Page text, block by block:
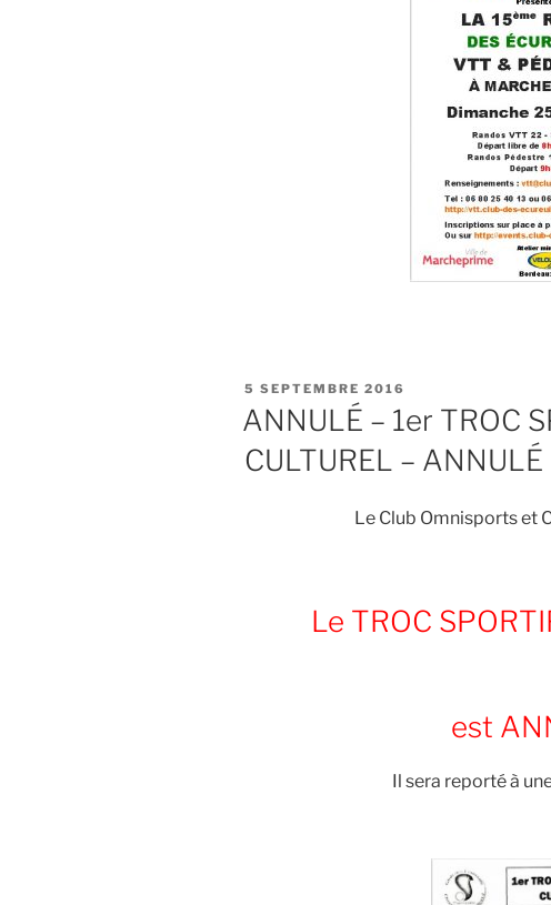
PUBLIÉ
5 SEPTEMBRE 2016
ANNULÉ – 1er TROC
CULTUREL – ANNULÉ
Le Club Omnisports et
Le TROC
est
Il sera reporté à